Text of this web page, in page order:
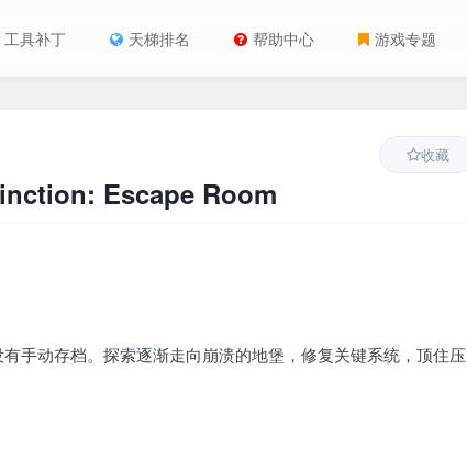
工具补丁 天梯排名 帮助中心 游戏专题
Escape Room
收藏
手动存档。探索逐渐走向崩溃的地堡，修复关键系统，顶住压